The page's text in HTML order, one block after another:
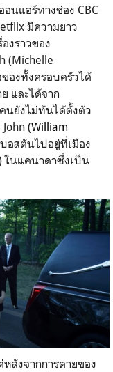
อนแอร์ทางช่อง CBC
มีความยาว
องราวของ
(Michelle
องทั้งครอบครัวได้
และได้จาก
นยังไม่ทันได้ตั้งตัว
John (William
อสตันไปอยู่ที่เมือง
ในแคนาดาซึ่งเป็น
ลังจากการตายของ